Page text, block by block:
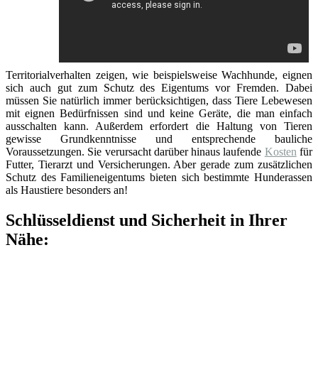
Territorialverhalten zeigen, wie beispielsweise Wachhunde, eignen
sich auch gut zum Schutz des Eigentums vor Fremden. Dabei
müssen Sie natürlich immer berücksichtigen, dass Tiere Lebewesen
mit eignen Bedürfnissen sind und keine Geräte, die man einfach
ausschalten kann. Außerdem erfordert die Haltung von Tieren
gewisse Grundkenntnisse und entsprechende bauliche
Voraussetzungen. Sie verursacht darüber hinaus laufende Kosten für
Futter, Tierarzt und Versicherungen. Aber gerade zum zusätzlichen
Schutz des Familieneigentums bieten sich bestimmte Hunderassen
als Haustiere besonders an!
Schlüsseldienst und Sicherheit in Ihrer
Nähe: